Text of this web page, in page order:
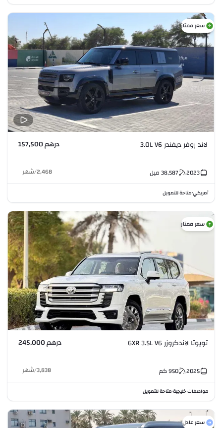
سعر ممتاز
لاند روفر ديفندر 3.0L V6 درهم 157,500
2023
38,587ميل 2,468
/شهر
أمريكي•متاحة للتمويل
سعر ممتاز
تويوتا لاندكروزر GXR 3.5L V6 درهم 245,000
2025
950كم 3,838
/شهر
مواصفات خليجية•متاحة للتمويل
سعر عادل